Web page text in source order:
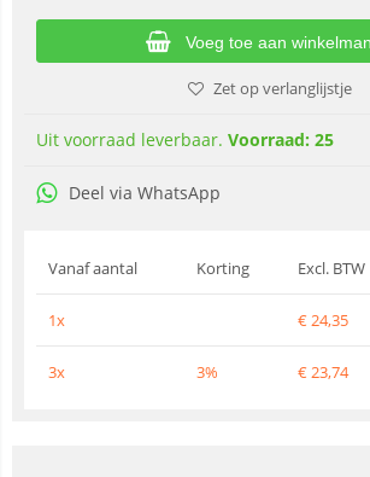
Voeg toe aan
Zet op verlanglijstje
Uit voorraad leverbaar. Voorraad: 25
Deel via WhatsApp
Vanaf aantal Korting Excl. BTW
1x €24,35
3x 3% €23,74